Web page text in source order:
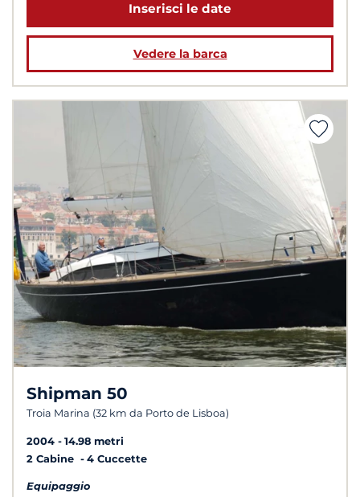
Inserisci le date
Vedere la barca
Shipman 50
Troia Marina (32 km da Porto de Lisboa)
2004
14.98 metri
2 Cabine
4 Cuccette
Equipaggio